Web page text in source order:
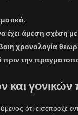
έχει άμεση σχέση
χρονολογία
πριν την
γονικών
ότι εισέπραξε